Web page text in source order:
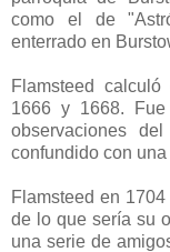
como el de
enterrado en
Flamsteed
1666 y 1668.
observaciones
confundido con
Flamsteed en
de lo que sería su
una serie de